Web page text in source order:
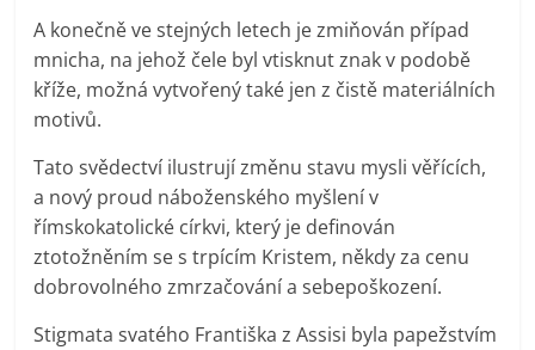
A konečně ve stejných letech je zmiňován případ
mnicha, na jehož čele byl vtisknut znak v podobě
kříže, možná vytvořený také jen z čistě materiálních
motivů.
Tato svědectví ilustrují změnu stavu mysli věřících,
a nový proud náboženského myšlení v
římskokatolické církvi, který je definován
ztotožněním se s trpícím Kristem, někdy za cenu
dobrovolného zmrzačování a sebepoškození.
Stigmata svatého Františka z Assisi byla papežstvím